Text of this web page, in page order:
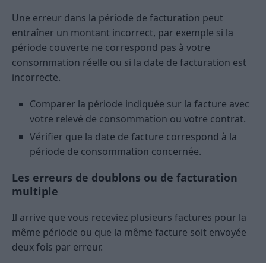
Une erreur dans la période de facturation peut
entraîner un montant incorrect, par exemple si la
période couverte ne correspond pas à votre
consommation réelle ou si la date de facturation est
incorrecte.
Comparer la période indiquée sur la facture avec
votre relevé de consommation ou votre contrat.
Vérifier que la date de facture correspond à la
période de consommation concernée.
Les erreurs de doublons ou de facturation
multiple
Il arrive que vous receviez plusieurs factures pour la
même période ou que la même facture soit envoyée
deux fois par erreur.